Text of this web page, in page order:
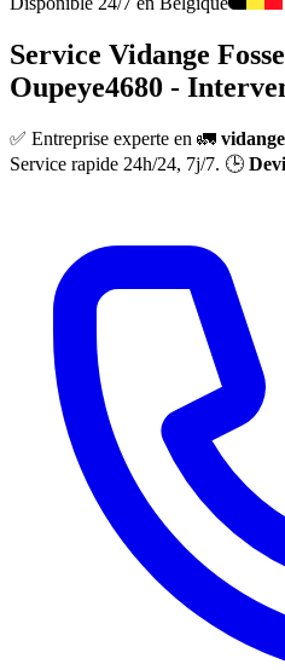
Service Vidange
Oupeye4680 -
✅ Entreprise experte en 🚛
Service rapide 24h/24, 7j/7. 🕒